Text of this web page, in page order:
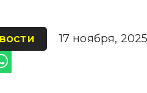
17 ноября, 2025